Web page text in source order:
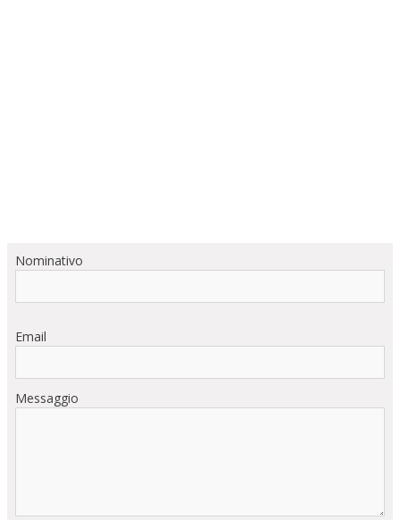
Nominativo
Email
Messaggio